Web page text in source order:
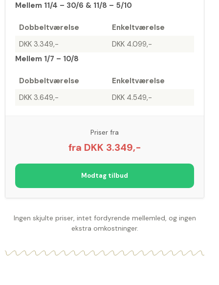
Mellem 11/4 – 30/6 & 11/8 – 5/10
Dobbeltværelse
Enkeltværelse
DKK 3.349,-
DKK 4.099,-
Mellem 1/7 – 10/8
Dobbeltværelse
Enkeltværelse
DKK 3.649,-
DKK 4.549,-
Priser fra
fra DKK 3.349,-
Modtag tilbud
Ingen skjulte priser, intet fordyrende mellemled, og ingen
ekstra omkostninger.